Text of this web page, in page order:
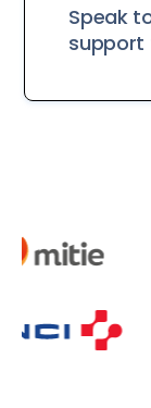
Speak
support